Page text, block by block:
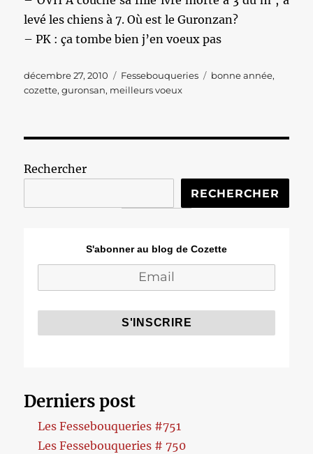
levé les chiens à 7. Où est le Guronzan?
– PK : ça tombe bien j’en voeux pas
Publié
le
décembre 27, 2010 Catégories
Fessebouqueries Étiquettes
bonne année,
cozette,guronsan, meilleurs voeux
Rechercher
RECHERCHER
S'abonner au blog de Cozette
Derniers post
Les Fessebouqueries #751
Les Fessebouqueries # 750